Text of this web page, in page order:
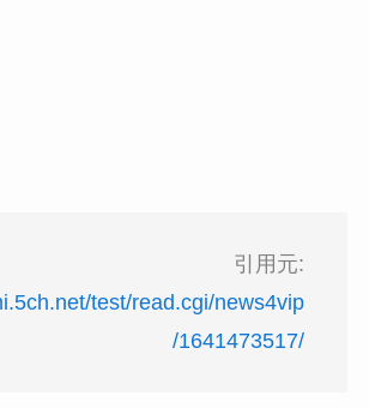
引用元:
test/read.cgi/news4vip
/1641473517/